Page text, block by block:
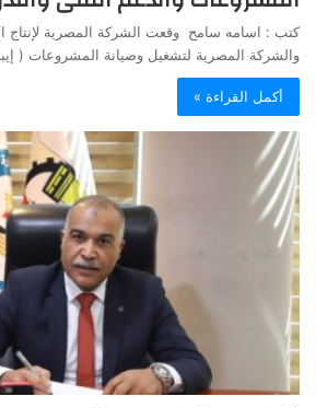
كتب : اسامه سامح وقعت الشركة المصرية لإنتاج
والشركة المصرية لتشغيل وصيانة المشروعات (
أكمل القراءة »